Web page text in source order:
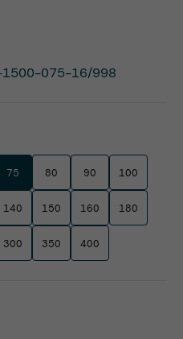
75 80 90 100
140 150 160 180
300 350 400
1500-075-16/998